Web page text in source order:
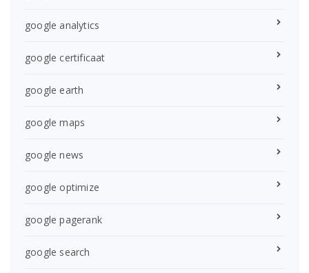
google analytics
google certificaat
google earth
google maps
google news
google optimize
google pagerank
google search